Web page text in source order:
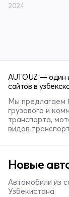
2024
AUTO.UZ — один
сайтов в
Мы предлагаем
грузового и
транспорта,
видов
Новые
Автомобили из
Узбекистана